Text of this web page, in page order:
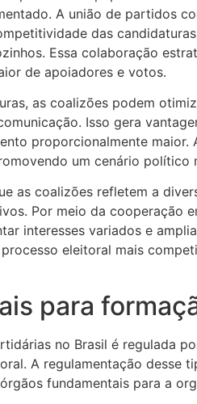
A união de partidos
das
Essa colaboração
de apoiadores e votos.
as coalizões podem
Isso gera
proporcionalmente
um cenário político
as coalizões refletem a
Por meio da cooperação
interesses variados e
eleitoral mais
para
no Brasil é regulada
A regulamentação desse
fundamentais para a